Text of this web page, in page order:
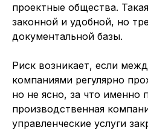
проектные общества.
законной и удобной, но
документальной базы.
Риск возникает, если
компаниями регулярно
но не ясно, за что именно
производственная
управленческие услуги